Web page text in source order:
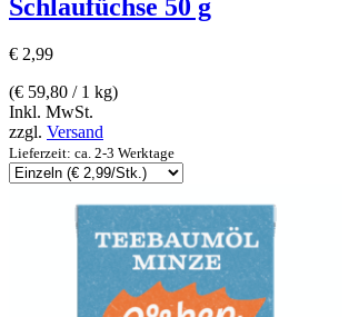
Schlaufüchse 50 g
€ 2,99
(€ 59,80 / 1 kg)
Inkl. MwSt.
zzgl. Versand
Lieferzeit: ca. 2-3 Werktage